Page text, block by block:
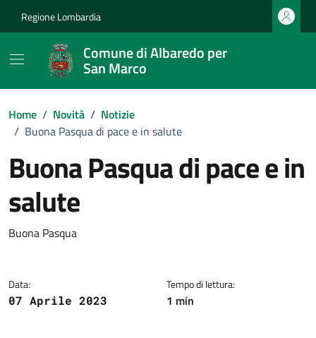
Regione Lombardia
Comune di Albaredo per
San Marco
Home / Novità / Notizie
/ Buona Pasqua di pace e in salute
Buona Pasqua di pace e in
salute
Dettagli della notizia
Buona Pasqua
Data:
07 Aprile 2023
Tempo di lettura:
1 min